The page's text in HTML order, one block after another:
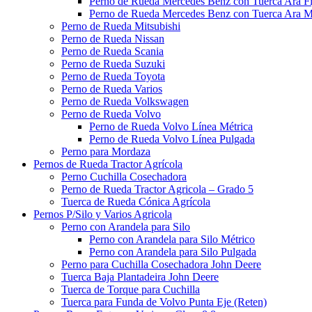
Perno de Rueda Mercedes Benz con Tuerca Ara
Perno de Rueda Mitsubishi
Perno de Rueda Nissan
Perno de Rueda Scania
Perno de Rueda Suzuki
Perno de Rueda Toyota
Perno de Rueda Varios
Perno de Rueda Volkswagen
Perno de Rueda Volvo
Perno de Rueda Volvo Línea Métrica
Perno de Rueda Volvo Línea Pulgada
Perno para Mordaza
Pernos de Rueda Tractor Agrícola
Perno Cuchilla Cosechadora
Perno de Rueda Tractor Agricola – Grado 5
Tuerca de Rueda Cónica Agrícola
Pernos P/Silo y Varios Agricola
Perno con Arandela para Silo
Perno con Arandela para Silo Métrico
Perno con Arandela para Silo Pulgada
Perno para Cuchilla Cosechadora John Deere
Tuerca Baja Plantadeira John Deere
Tuerca de Torque para Cuchilla
Tuerca para Funda de Volvo Punta Eje (Reten)